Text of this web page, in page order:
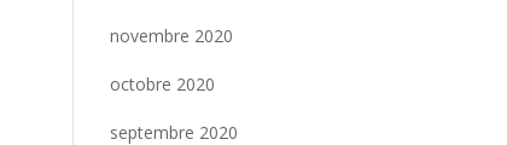
novembre 2020
octobre 2020
septembre 2020